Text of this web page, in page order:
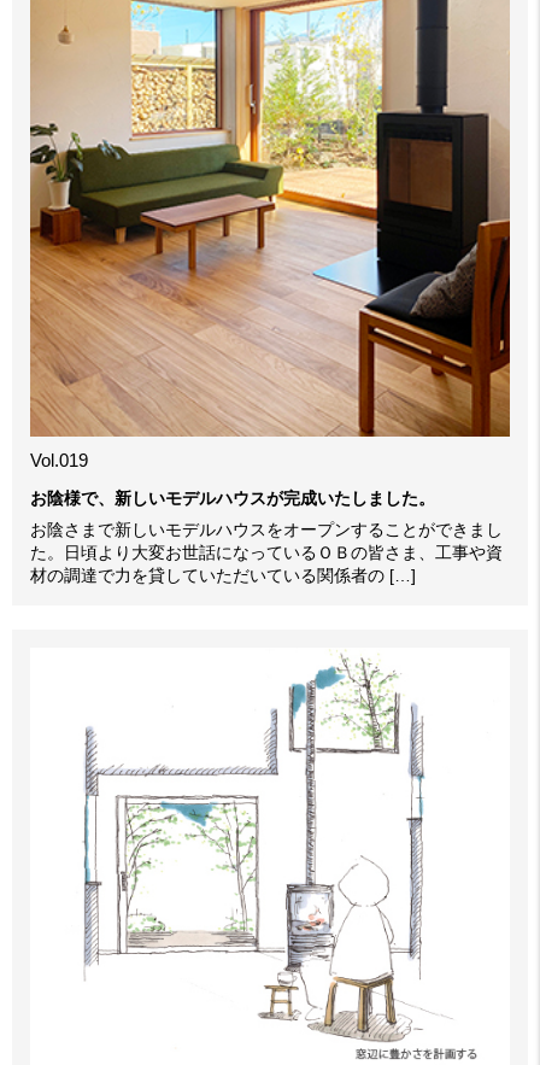
Vol.019
お陰様で、新しいモデルハウスが完成いたしました。
お陰さまで新しいモデルハウスをオープンすることができまし
た。日頃より大変お世話になっているＯＢの皆さま、工事や資
材の調達で力を貸していただいている関係者の […]